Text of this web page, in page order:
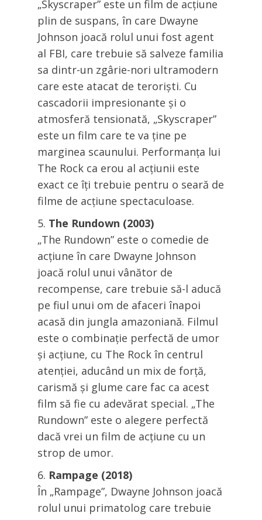
„Skyscraper” este un film de acțiune
plin de suspans, în care Dwayne
Johnson joacă rolul unui fost agent
al FBI, care trebuie să salveze familia
sa dintr-un zgârie-nori ultramodern
care este atacat de teroriști. Cu
cascadorii impresionante și o
atmosferă tensionată, „Skyscraper”
este un film care te va ține pe
marginea scaunului. Performanța lui
The Rock ca erou al acțiunii este
exact ce îți trebuie pentru o seară de
filme de acțiune spectaculoase.
The Rundown (2003)
„The Rundown” este o comedie de
acțiune în care Dwayne Johnson
joacă rolul unui vânător de
recompense, care trebuie să-l aducă
pe fiul unui om de afaceri înapoi
acasă din jungla amazoniană. Filmul
este o combinație perfectă de umor
și acțiune, cu The Rock în centrul
atenției, aducând un mix de forță,
carismă și glume care fac ca acest
film să fie cu adevărat special. „The
Rundown” este o alegere perfectă
dacă vrei un film de acțiune cu un
strop de umor.
Rampage (2018)
În „Rampage”, Dwayne Johnson joacă
rolul unui primatolog care trebuie